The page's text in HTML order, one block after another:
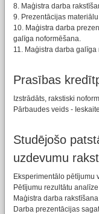
8. Maģistra darba
9. Prezentācijas
10. Maģistra darba
galīga noformēšana.
11. Maģistra darba
Prasības
Izstrādāts, rakstiski
Pārbaudes veids -
Studējošo
uzdevumu
Eksperimentālo pētījumu
Pētījumu rezultātu
Maģistra darba
Darba prezentācijas